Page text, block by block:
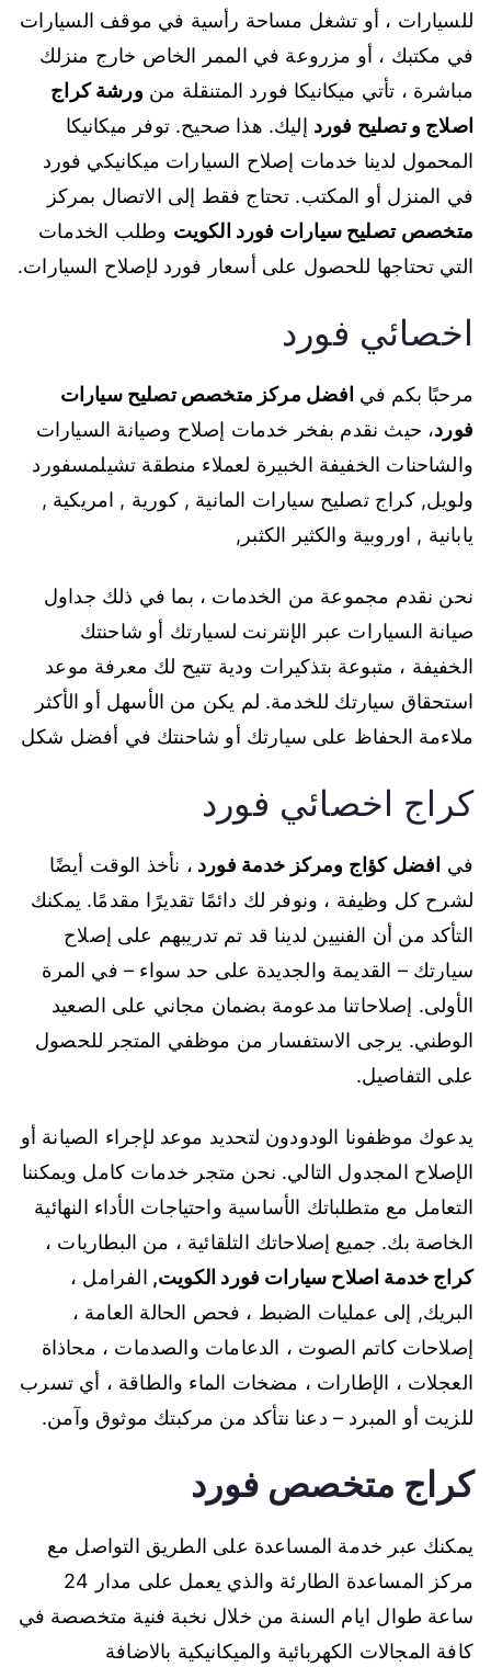
للسيارات ، أو تشغل مساحة رأسية في موقف السيارات
في مكتبك ، أو مزروعة في الممر الخاص خارج منزلك
مباشرة ، تأتي ميكانيكا فورد المتنقلة من ورشة كراج
اصلاج و تصليح فورد إليك. هذا صحيح. توفر ميكانيكا
المحمول لدينا خدمات إصلاح السيارات ميكانيكي فورد
في المنزل أو المكتب. تحتاج فقط إلى الاتصال بمركز
متخصص تصليح سيارات فورد الكويت وطلب الخدمات
التي تحتاجها للحصول على أسعار فورد لإصلاح السيارات.
اخصائي فورد
مرحبًا بكم في افضل مركز متخصص تصليح سيارات
فورد، حيث نقدم بفخر خدمات إصلاح وصيانة السيارات
والشاحنات الخفيفة الخبيرة لعملاء منطقة تشيلمسفورد
ولويل, كراج تصليح سيارات المانية , كورية , امريكية ,
يابانية , اوروبية والكثير الكثبر,
نحن نقدم مجموعة من الخدمات ، بما في ذلك جداول
صيانة السيارات عبر الإنترنت لسيارتك أو شاحنتك
الخفيفة ، متبوعة بتذكيرات ودية تتيح لك معرفة موعد
استحقاق سيارتك للخدمة. لم يكن من الأسهل أو الأكثر
ملاءمة الحفاظ على سيارتك أو شاحنتك في أفضل شكل
كراج اخصائي فورد
في افضل كؤاج ومركز خدمة فورد ، نأخذ الوقت أيضًا
لشرح كل وظيفة ، ونوفر لك دائمًا تقديرًا مقدمًا. يمكنك
التأكد من أن الفنيين لدينا قد تم تدريبهم على إصلاح
سيارتك – القديمة والجديدة على حد سواء – في المرة
الأولى. إصلاحاتنا مدعومة بضمان مجاني على الصعيد
الوطني. يرجى الاستفسار من موظفي المتجر للحصول
على التفاصيل.
يدعوك موظفونا الودودون لتحديد موعد لإجراء الصيانة أو
الإصلاح المجدول التالي. نحن متجر خدمات كامل ويمكننا
التعامل مع متطلباتك الأساسية واحتياجات الأداء النهائية
الخاصة بك. جميع إصلاحاتك التلقائية ، من البطاريات ،
كراج خدمة اصلاح سيارات فورد الكويت, الفرامل ،
البريك, إلى عمليات الضبط ، فحص الحالة العامة ،
إصلاحات كاتم الصوت ، الدعامات والصدمات ، محاذاة
العجلات ، الإطارات ، مضخات الماء والطاقة ، أي تسرب
للزيت أو المبرد – دعنا نتأكد من مركبتك موثوق وآمن.
كراج متخصص فورد
يمكنك عبر خدمة المساعدة على الطريق التواصل مع
مركز المساعدة الطارئة والذي يعمل على مدار 24
ساعة طوال ايام السنة من خلال نخبة فنية متخصصة في
كافة المجالات الكهربائية والميكانيكية بالاضافة